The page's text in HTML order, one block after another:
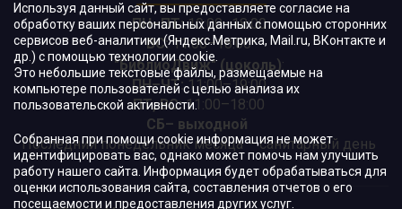
ПН–ПТ:10:00–18:00
ВС:11:00–18:00
"БиблиоДвиж" (цоколь):
ПН–ЧТ:11:00–19:00
ПТ, ВС:11:00–18:00
СБ– выходной
Последний понедельник месяца – санитарный день
Используя данный сайт, вы предоставляете согласие на
обработку ваших персональных данных с помощью сторонних
сервисов веб-аналитики (Яндекс.Метрика, Mail.ru, ВКонтакте и
др.) с помощью технологии cookie.
Это небольшие текстовые файлы, размещаемые на
компьютере пользователей с целью анализа их
пользовательской активности.
Собранная при помощи cookie информация не может
идентифицировать вас, однако может помочь нам улучшить
работу нашего сайта. Информация будет обрабатываться для
оценки использования сайта, составления отчетов о его
посещаемости и предоставления других услуг.